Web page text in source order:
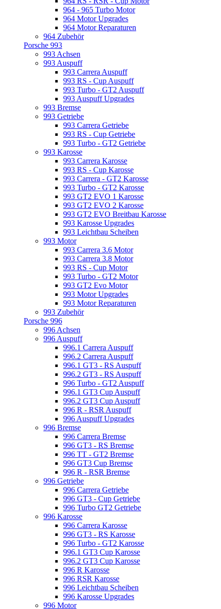
964 - 965 Turbo Motor
964 Motor Upgrades
964 Motor Reparaturen
964 Zubehör
Porsche 993
993 Achsen
993 Auspuff
993 Carrera Auspuff
993 RS - Cup Auspuff
993 Turbo - GT2 Auspuff
993 Auspuff Upgrades
993 Bremse
993 Getriebe
993 Carrera Getriebe
993 RS - Cup Getriebe
993 Turbo - GT2 Getriebe
993 Karosse
993 Carrera Karosse
993 RS - Cup Karosse
993 Carrera - GT2 Karosse
993 Turbo - GT2 Karosse
993 GT2 EVO 1 Karosse
993 GT2 EVO 2 Karosse
993 GT2 EVO Breitbau Karosse
993 Karosse Upgrades
993 Leichtbau Scheiben
993 Motor
993 Carrera 3.6 Motor
993 Carrera 3.8 Motor
993 RS - Cup Motor
993 Turbo - GT2 Motor
993 GT2 Evo Motor
993 Motor Upgrades
993 Motor Reparaturen
993 Zubehör
Porsche 996
996 Achsen
996 Auspuff
996.1 Carrera Auspuff
996.2 Carrera Auspuff
996.1 GT3 - RS Auspuff
996.2 GT3 - RS Auspuff
996 Turbo - GT2 Auspuff
996.1 GT3 Cup Auspuff
996.2 GT3 Cup Auspuff
996 R - RSR Auspuff
996 Auspuff Upgrades
996 Bremse
996 Carrera Bremse
996 GT3 - RS Bremse
996 TT - GT2 Bremse
996 GT3 Cup Bremse
996 R - RSR Bremse
996 Getriebe
996 Carrera Getriebe
996 GT3 - Cup Getriebe
996 Turbo GT2 Getriebe
996 Karosse
996 Carrera Karosse
996 GT3 - RS Karosse
996 Turbo - GT2 Karosse
996.1 GT3 Cup Karosse
996.2 GT3 Cup Karosse
996 R Karosse
996 RSR Karosse
996 Leichtbau Scheiben
996 Karosse Upgrades
996 Motor